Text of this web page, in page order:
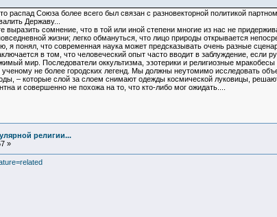
распад Союза более всего был связан с разновекторной политикой
Державу...
выразить сомнение, что в той или иной степени многие из нас не
жизни; легко обмануться, что лицо природы открывается
я понял, что современная наука может предсказывать очень разные
в том, что человеческий опыт часто вводит в заблуждение, если
мир. Последователи оккультизма, эзотерики и религиозные
не более городских легенд. Мы должны неутомимо исследовать
– которые слой за слоем снимают одежды космической луковицы,
и совершенно не похожа на то, что кто-либо мог ожидать....
религии...
»